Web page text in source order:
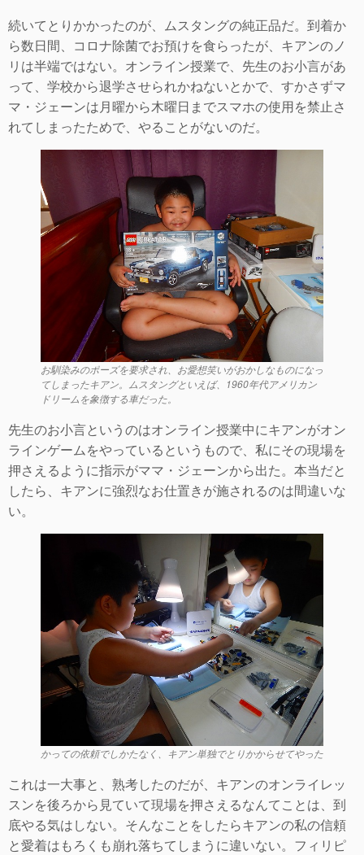
続いてとりかかったのが、ムスタングの純正品だ。到着か
ら数日間、コロナ除菌でお預けを食らったが、キアンのノ
リは半端ではない。オンライン授業で、先生のお小言があ
って、学校から退学させられかねないとかで、すかさずマ
マ・ジェーンは月曜から木曜日までスマホの使用を禁止さ
れてしまったためで、やることがないのだ。
お馴染みのポーズを要求され、お愛想笑いがおかしなものになっ
てしまったキアン。ムスタングといえば、1960年代アメリカン
ドリームを象徴する車だった。
先生のお小言というのはオンライン授業中にキアンがオン
ラインゲームをやっているというもので、私にその現場を
押さえるように指示がママ・ジェーンから出た。本当だと
したら、キアンに強烈なお仕置きが施されるのは間違いな
い。
かっての依頼でしかたなく、キアン単独でとりかからせてやった
これは一大事と、熟考したのだが、キアンのオンライレッ
スンを後ろから見ていて現場を押さえるなんてことは、到
底やる気はしない。そんなことをしたらキアンの私の信頼
と愛着はもろくも崩れ落ちてしまうに違いない。フィリピ